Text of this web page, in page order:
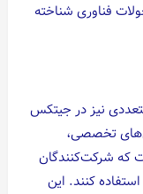
فناوری شناخته
نیز در جیتکس
تخصصی،
که شرکت‌کنندگان
کنند. این